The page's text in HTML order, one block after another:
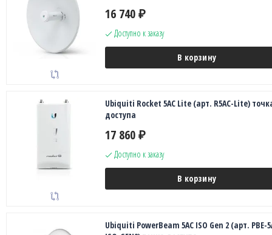
16 740 ₽
Доступно к заказу
В корзину
Ubiquiti Rocket 5AC Lite (арт. R5AC-Lite)
доступа
17 860 ₽
Доступно к заказу
В корзину
Ubiquiti PowerBeam 5AC ISO Gen 2 (арт. PBE-